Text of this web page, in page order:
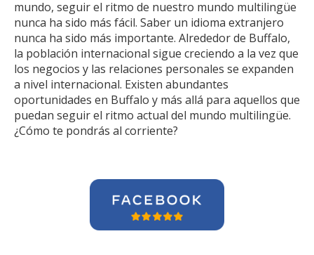
mundo, seguir el ritmo de nuestro mundo multilingüe
nunca ha sido más fácil. Saber un idioma extranjero
nunca ha sido más importante. Alrededor de Buffalo,
la población internacional sigue creciendo a la vez que
los negocios y las relaciones personales se expanden
a nivel internacional. Existen abundantes
oportunidades en Buffalo y más allá para aquellos que
puedan seguir el ritmo actual del mundo multilingüe.
¿Cómo te pondrás al corriente?